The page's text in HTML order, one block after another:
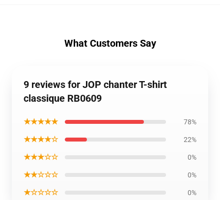
What Customers Say
9 reviews for JOP chanter T-shirt
classique RB0609
★★★★★ 78%
★★★★☆ 22%
★★★☆☆ 0%
★★☆☆☆ 0%
★☆☆☆☆ 0%